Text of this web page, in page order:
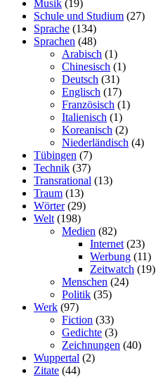
Musik (19)
Schule und Studium (27)
Sprache (134)
Sprachen (48)
Arabisch (1)
Chinesisch (1)
Deutsch (31)
Englisch (17)
Französisch (1)
Italienisch (1)
Koreanisch (2)
Niederländisch (4)
Tübingen (7)
Technik (37)
Transrational (13)
Traum (13)
Wörter(29)
Welt (198)
Medien (82)
Internet (23)
Werbung (11)
Zeitwatch (19)
Menschen (24)
Politik (35)
Werk (97)
Fiction (33)
Gedichte (3)
Zeichnungen (40)
Wuppertal (2)
Zitate (44)